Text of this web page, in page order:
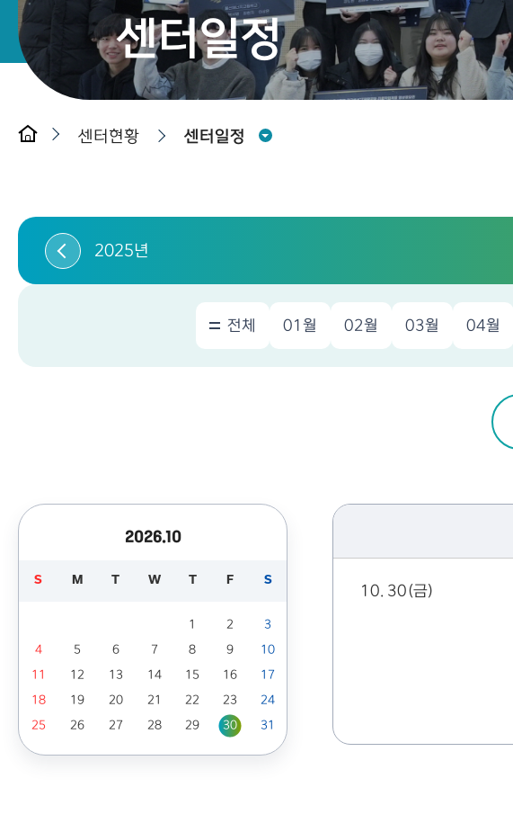
센터일정
센터현황 센터일정
2025년
전체 01월 02월 03월 04월
2026.10
S M T W T F S
1 2
3
4
5 6 7 8 9
10
11
12 13 14 15 16
17
18
19 20 21 22 23
24
25
26 27 28 29 30 31
10. 30(금)